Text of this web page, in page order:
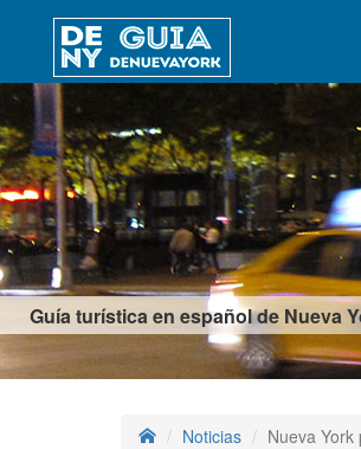
Guía turística en español de Nueva
Noticias Nueva